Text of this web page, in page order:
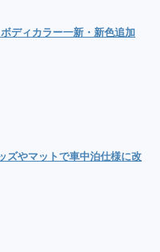
ディカラー一新・新色追加
ズやマットで車中泊仕様に改